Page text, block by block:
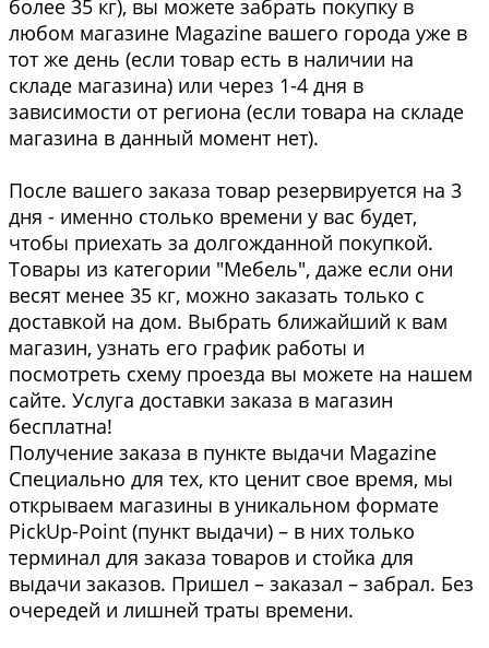
более 35 кг), вы можете забрать покупку в
любом магазине Magazine вашего города уже в
тот же день (если товар есть в наличии на
складе магазина) или через 1-4 дня в
зависимости от региона (если товара на складе
магазина в данный момент нет).
После вашего заказа товар резервируется на 3
дня - именно столько времени у вас будет,
чтобы приехать за долгожданной покупкой.
Товары из категории "Мебель", даже если они
весят менее 35 кг, можно заказать только с
доставкой на дом. Выбрать ближайший к вам
магазин, узнать его график работы и
посмотреть схему проезда вы можете на нашем
сайте. Услуга доставки заказа в магазин
бесплатна!
Получение заказа в пункте выдачи Magazine
Специально для тех, кто ценит свое время, мы
открываем магазины в уникальном формате
PickUp-Point (пункт выдачи) – в них только
терминал для заказа товаров и стойка для
выдачи заказов. Пришел – заказал – забрал. Без
очередей и лишней траты времени.